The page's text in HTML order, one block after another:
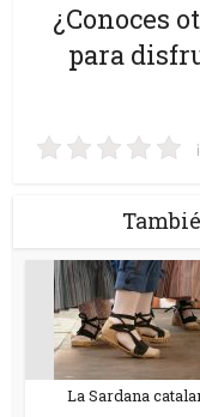
¿Conoces
para
La Sardana